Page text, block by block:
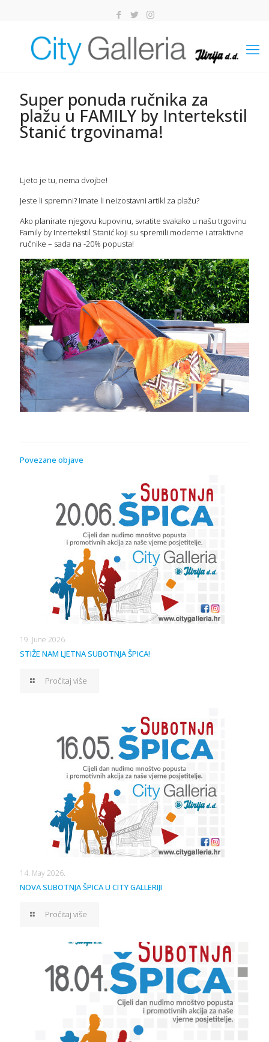
Super ponuda ručnika za
plažu u FAMILY by Intertekstil
Stanić trgovinama!
Ljeto je tu, nema dvojbe!
Jeste li spremni? Imate li neizostavni artikl za plažu?
Ako planirate njegovu kupovinu, svratite svakako u našu trgovinu
Family by Intertekstil Stanić koji su spremili moderne i atraktivne
ručnike – sada na -20% popusta!
Povezane objave
19. June 2026.
STIŽE NAM LJETNA SUBOTNJA ŠPICA!
Pročitaj više
14. May 2026.
NOVA SUBOTNJA ŠPICA U CITY GALLERIJI
Pročitaj više